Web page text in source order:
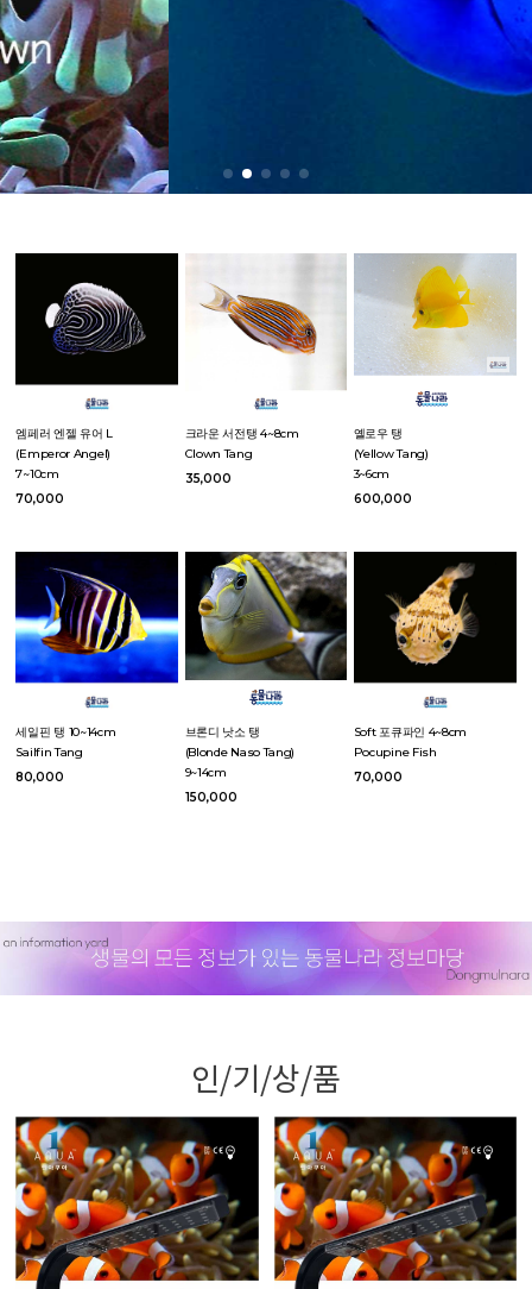
엠페러 엔젤 유어 L
(Emperor Angel)
7~10cm
70,000
크라운 서전탱 4~8cm
Clown Tang
35,000
옐로우 탱
(Yellow Tang)
3~6cm
600,000
세일핀 탱 10~14cm
Sailfin Tang
80,000
브론디 낫소 탱
(Blonde Naso Tang)
9~14cm
150,000
Soft 포큐파인 4~8cm
Pocupine Fish
70,000
인/기/상/품